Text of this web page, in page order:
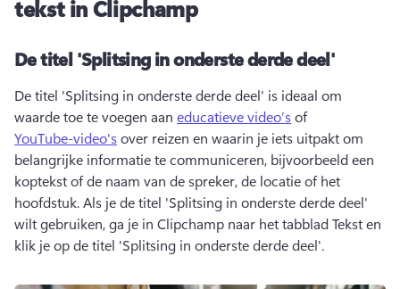
tekst in Clipchamp
De titel 'Splitsing in onderste derde deel'
De titel 'Splitsing in onderste derde deel' is ideaal om
waarde toe te voegen aan educatieve video’s of
YouTube-video's over reizen en waarin je iets uitpakt om
belangrijke informatie te communiceren, bijvoorbeeld een
koptekst of de naam van de spreker, de locatie of het
hoofdstuk. Als je de titel 'Splitsing in onderste derde deel'
wilt gebruiken, ga je in Clipchamp naar het tabblad Tekst en
klik je op de titel 'Splitsing in onderste derde deel'.